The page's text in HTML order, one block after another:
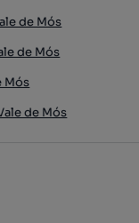
de Mós
de Mós
Mós
de Mós